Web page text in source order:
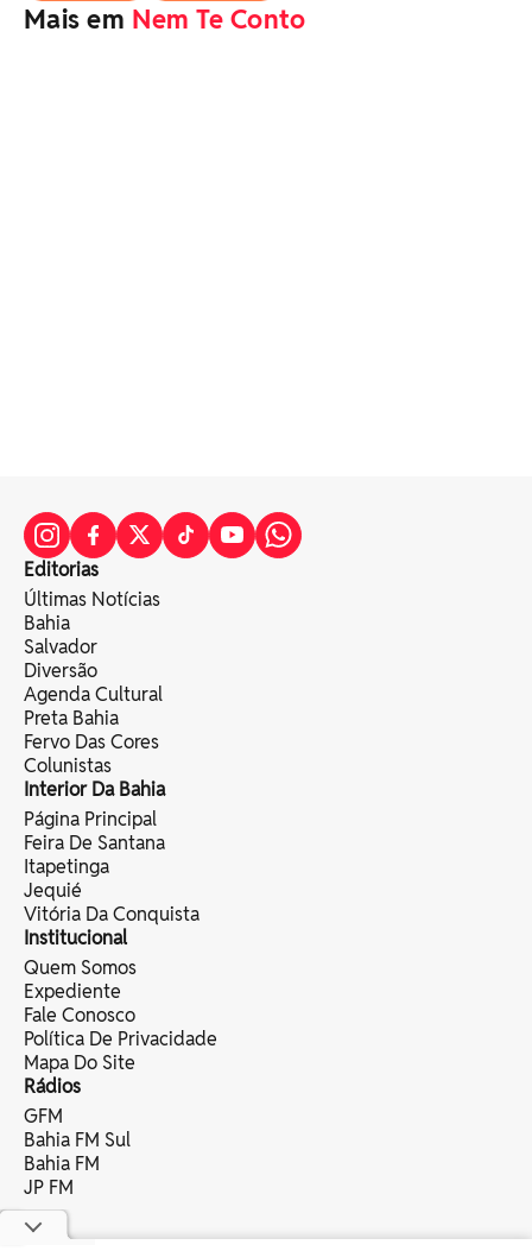
Mais em Nem Te Conto
Editorias
Últimas Notícias
Bahia
Salvador
Diversão
Agenda Cultural
Preta Bahia
Fervo Das Cores
Colunistas
Interior Da Bahia
Página Principal
Feira De Santana
Itapetinga
Jequié
Vitória Da Conquista
Institucional
Quem Somos
Expediente
Fale Conosco
Política De Privacidade
Mapa Do Site
Rádios
GFM
Bahia FM Sul
Bahia FM
JP FM